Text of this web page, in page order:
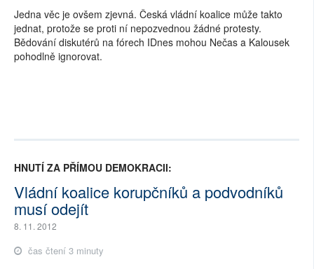
Jedna věc je ovšem zjevná. Česká vládní koalice může takto
jednat, protože se proti ní nepozvednou žádné protesty.
Bědování diskutérů na fórech IDnes mohou Nečas a Kalousek
pohodlně ignorovat.
HNUTÍ ZA PŘÍMOU DEMOKRACII:
Vládní koalice korupčníků a podvodníků
musí odejít
8. 11. 2012
čas čtení 3 minuty